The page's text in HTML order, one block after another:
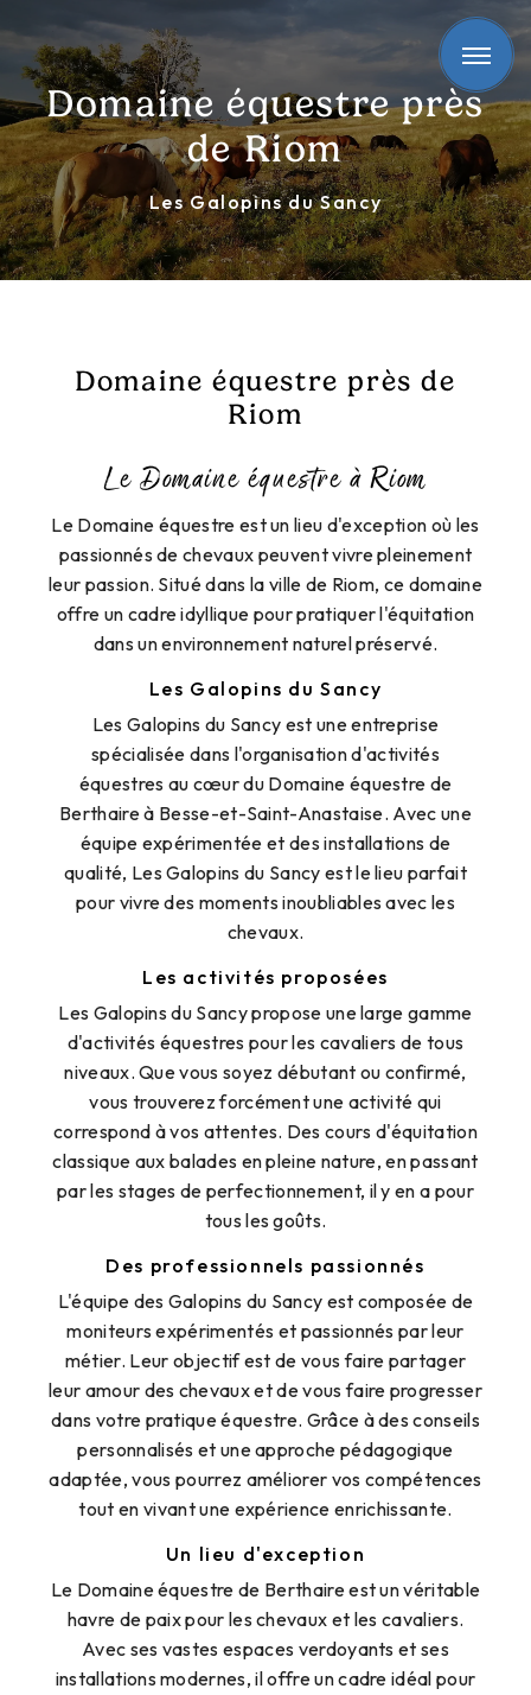
Domaine équestre près
de Riom
Les Galopins du Sancy
Domaine équestre près de
Riom
Le Domaine équestre à Riom
Le Domaine équestre est un lieu d'exception où les
passionnés de chevaux peuvent vivre pleinement
leur passion. Situé dans la ville de Riom, ce domaine
offre un cadre idyllique pour pratiquer l'équitation
dans un environnement naturel préservé.
Les Galopins du Sancy
Les Galopins du Sancy est une entreprise
spécialisée dans l'organisation d'activités
équestres au cœur du Domaine équestre de
Berthaire à Besse-et-Saint-Anastaise. Avec une
équipe expérimentée et des installations de
qualité, Les Galopins du Sancy est le lieu parfait
pour vivre des moments inoubliables avec les
chevaux.
Les activités proposées
Les Galopins du Sancy propose une large gamme
d'activités équestres pour les cavaliers de tous
niveaux. Que vous soyez débutant ou confirmé,
vous trouverez forcément une activité qui
correspond à vos attentes. Des cours d'équitation
classique aux balades en pleine nature, en passant
par les stages de perfectionnement, il y en a pour
tous les goûts.
Des professionnels passionnés
L'équipe des Galopins du Sancy est composée de
moniteurs expérimentés et passionnés par leur
métier. Leur objectif est de vous faire partager
leur amour des chevaux et de vous faire progresser
dans votre pratique équestre. Grâce à des conseils
personnalisés et une approche pédagogique
adaptée, vous pourrez améliorer vos compétences
tout en vivant une expérience enrichissante.
Un lieu d'exception
Le Domaine équestre de Berthaire est un véritable
havre de paix pour les chevaux et les cavaliers.
Avec ses vastes espaces verdoyants et ses
installations modernes, il offre un cadre idéal pour